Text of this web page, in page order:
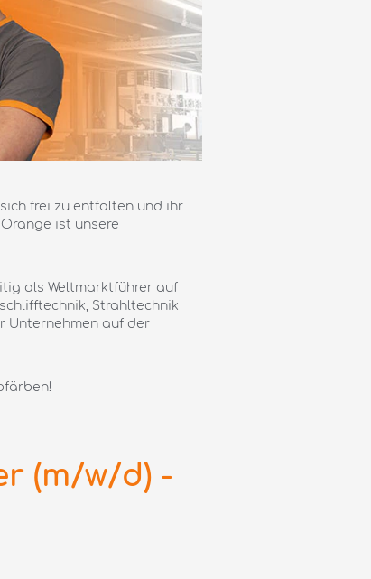
frei zu entfalten und ihr
ist unsere
als Weltmarktführer auf
Strahltechnik
Unternehmen auf der
(m/w/d) -